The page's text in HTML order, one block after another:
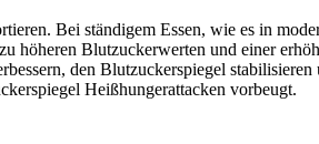
Bei ständigem Essen, wie es in
höheren Blutzuckerwerten und einer
den Blutzuckerspiegel
Heißhungerattacken vorbeugt.